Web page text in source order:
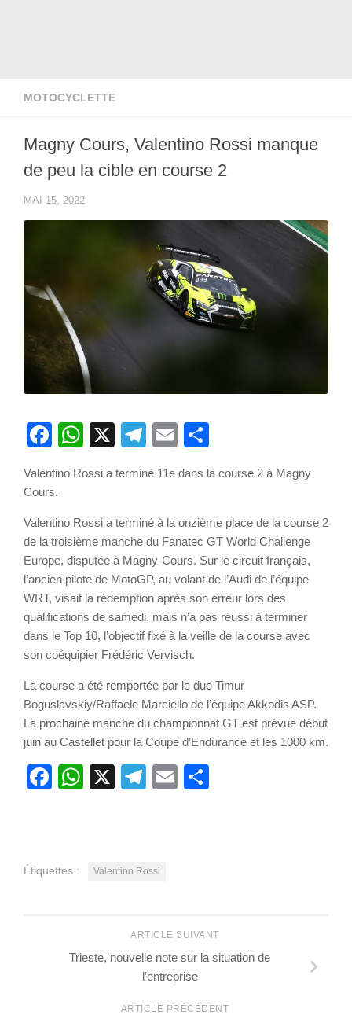
MOTOCYCLETTE
Magny Cours, Valentino Rossi manque
de peu la cible en course 2
MAI 15, 2022
Facebook
WhatsApp
X Telegram
Email
Valentino Rossi a terminé 11e dans la course 2 à Magny
Cours.
Valentino Rossi a terminé à la onzième place de la course 2
de la troisième manche du Fanatec GT World Challenge
Europe, disputée à Magny-Cours. Sur le circuit français,
l’ancien pilote de MotoGP, au volant de l’Audi de l’équipe
WRT, visait la rédemption après son erreur lors des
qualifications de samedi, mais n’a pas réussi à terminer
dans le Top 10, l’objectif fixé à la veille de la course avec
son coéquipier Frédéric Vervisch.
La course a été remportée par le duo Timur
Boguslavskiy/Raffaele Marciello de l’équipe Akkodis ASP.
La prochaine manche du championnat GT est prévue début
juin au Castellet pour la Coupe d’Endurance et les 1000 km.
Facebook
WhatsApp
X Telegram
Email
Étiquettes : Valentino Rossi
ARTICLE SUIVANT
Trieste, nouvelle note sur la situation de
l’entreprise
ARTICLE PRÉCÉDENT